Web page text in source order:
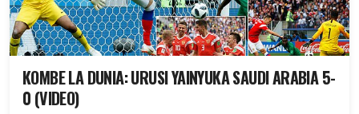
KOMBE LA DUNIA: URUSI YAINYUKA SAUDI ARABIA 5-
0 (VIDEO)